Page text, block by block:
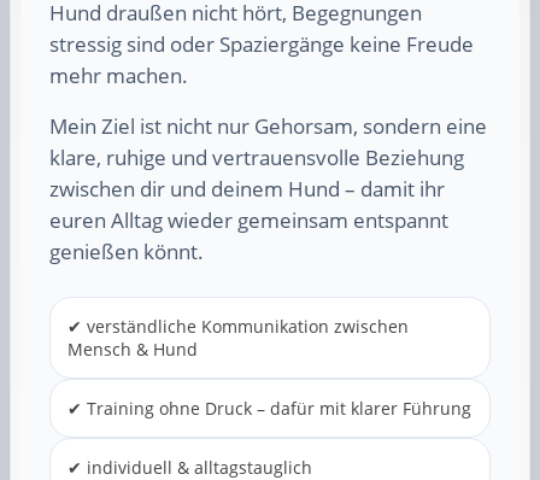
Hund draußen nicht hört, Begegnungen
stressig sind oder Spaziergänge keine Freude
mehr machen.
Mein Ziel ist nicht nur Gehorsam, sondern eine
klare, ruhige und vertrauensvolle Beziehung
zwischen dir und deinem Hund – damit ihr
euren Alltag wieder gemeinsam entspannt
genießen könnt.
✔ verständliche Kommunikation zwischen
Mensch & Hund
✔ Training ohne Druck – dafür mit klarer Führung
✔ individuell & alltagstauglich